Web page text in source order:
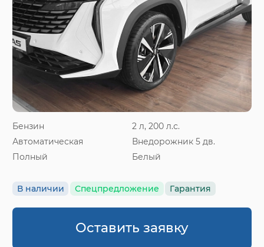
Бензин
2 л, 200 л.с.
Автоматическая
Внедорожник 5 дв.
Полный
Белый
В наличии Спецпредложение Гарантия
Оставить заявку